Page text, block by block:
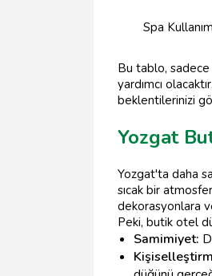
Spa
Bu tablo,
yardımcı
beklentilerinizi
Yozgat
Yozgat'ta daha
sıcak bir
dekorasyonlara
Peki, butik otel
Samimiyet: